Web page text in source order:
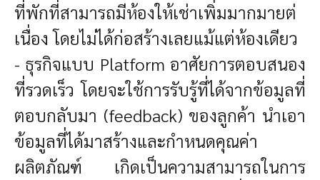
ที่พักที่สามารถมีห้องให้เช่าเพิ่มมากมายต่
เนื่อง โดยไม่ได้ก่อสร้างเลยแม้แต่ห้องเดียว
- ธุรกิจแบบ Platform อาศัยการตอบสนอง
ที่รวดเร็ว โดยจะใช้การรับรู้ที่ได้จากข้อมูลที่
ตอบกลับมา (feedback) ของลูกค้า นำเอา
ข้อมูลที่ได้มาสร้างและกำหนดคุณค่า
ผลิตภัณฑ์ เกิดเป็นความสามารถในการ